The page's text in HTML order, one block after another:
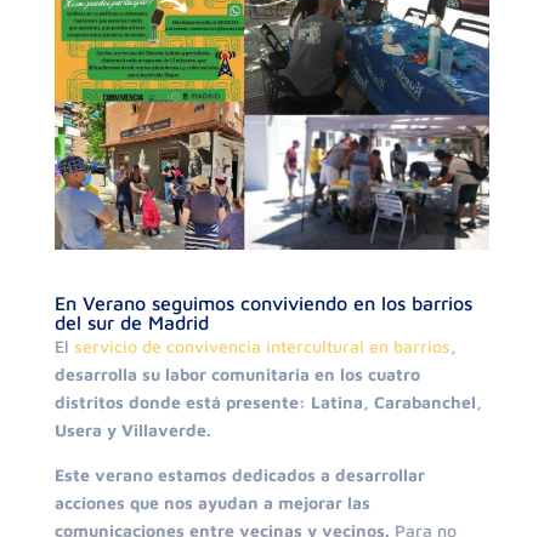
En Verano seguimos conviviendo en los barrios
del sur de Madrid
El servicio de convivencia intercultural en barrios
desarrolla su labor comunitaria en los cuatro
distritos donde está presente: Latina, Carabanchel,
Usera y Villaverde.
Este verano estamos dedicados a desarrollar
acciones que nos ayudan a mejorar las
comunicaciones entre vecinas y vecinos. Para no